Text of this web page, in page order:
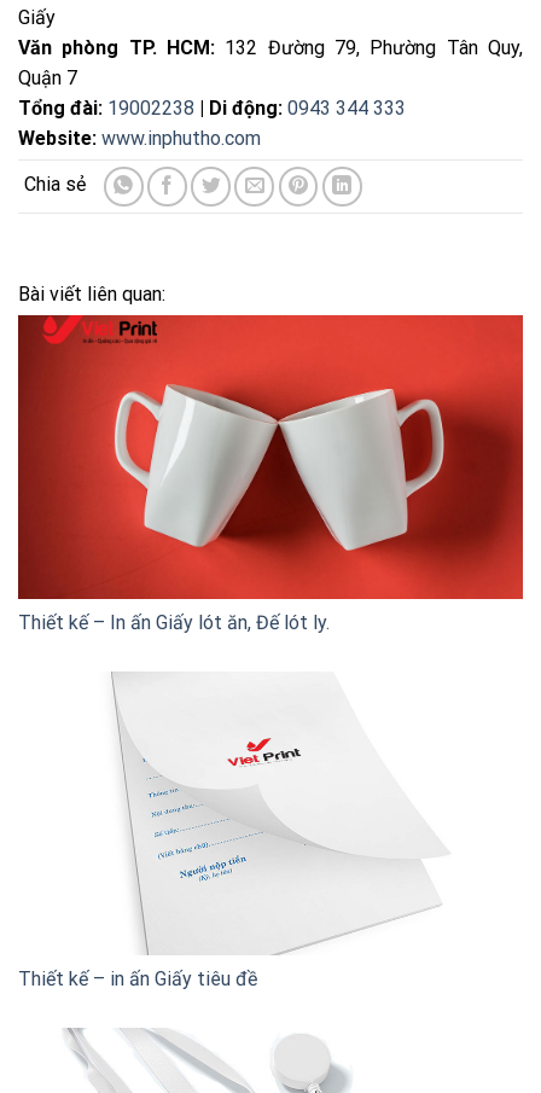
Giấy
Văn phòng TP. HCM: 132 Đường 79, Phường Tân Quy,
Quận 7
Tổng đài: 19002238 | Di động: 0943 344 333
Website: www.inphutho.com
Bài viết liên quan:
Thiết kế – In ấn Giấy lót ăn, Đế lót ly.
Thiết kế – in ấn Giấy tiêu đề